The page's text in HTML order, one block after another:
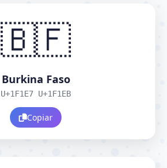
🇧🇫
Burkina Faso
U+1F1E7 U+1F1EB
Copiar